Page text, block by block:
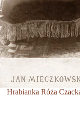
Hrabianka Róża